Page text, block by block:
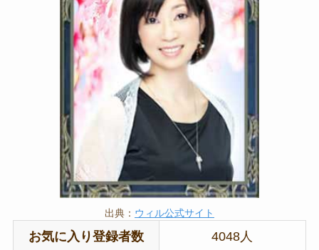
出典： ウィル公式サイト
お気に入り登録者数 4048人